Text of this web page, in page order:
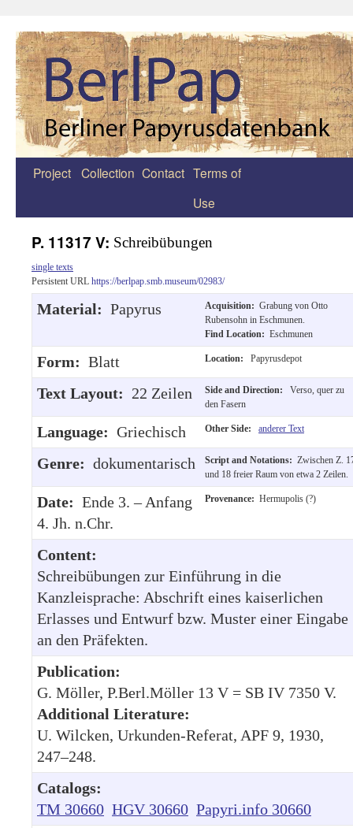
Zum
Project Collection Contact Terms of
Use
P. 11317 V: Schreibübungen
single texts
Persistent URL https://berlpap.smb.museum/02983/
Material: Papyrus Acquisition: Grabung von Otto
Rubensohn in Eschmunen.
Find Location: Eschmunen
Form: Blatt Location: Papyrusdepot
Text Layout: 22 Zeilen Side and Direction:
Verso, quer zu
den Fasern
Language: Griechisch Other Side: anderer Text
Genre: dokumentarisch Script and Notations: Zwischen Z.
und 18 freier Raum von etwa 2 Zeilen.
Date: Ende 3. – Anfang
4. Jh. n.Chr.
Provenance: Hermupolis (?)
Content:
Schreibübungen zur Einführung in die
Kanzleisprache: Abschrift eines kaiserlichen
Erlasses und Entwurf bzw. Muster einer Eingabe
an den Präfekten.
Publication:
G. Möller, P.Berl.Möller 13 V = SB IV 7350 V.
Additional Literature:
U. Wilcken, Urkunden-Referat, APF 9, 1930,
247–248.
Catalogs:
TM 30660 HGV 30660 Papyri.info 30660